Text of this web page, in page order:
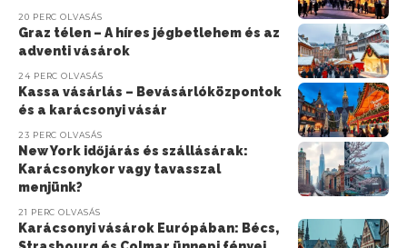
20 PERC OLVASÁS
Graz télen – A híres jégbetlehem és az
adventi vásárok
24 PERC OLVASÁS
Kassa vásárlás – Bevásárlóközpontok
és a karácsonyi vásár
23 PERC OLVASÁS
New York időjárás és szállásárak:
Karácsonykor vagy tavasszal
menjünk?
21 PERC OLVASÁS
Karácsonyi vásárok Európában: Bécs,